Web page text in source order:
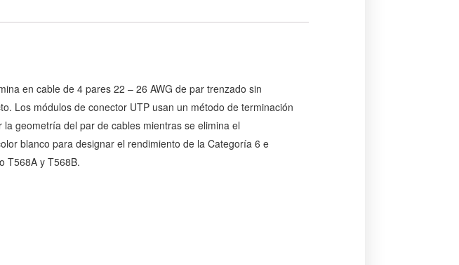
en cable de 4 pares 22 – 26 AWG de par trenzado sin
Los módulos de conector UTP usan un método de terminación
geometría del par de cables mientras se elimina el
blanco para designar el rendimiento de la Categoría 6 e
T568A y T568B.